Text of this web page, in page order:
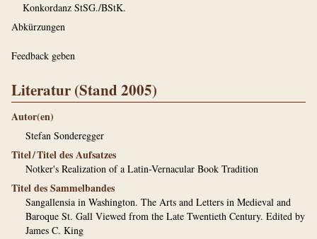
Konkordanz StSG./BStK.
Abkürzungen
Feedback geben
Literatur (Stand 2005)
Autor(en)
Stefan Sonderegger
Titel / Titel des Aufsatzes
Notker's Realization of a Latin-Vernacular Book Tradition
Titel des Sammelbandes
Sangallensia in Washington. The Arts and Letters in Medieval and
Baroque St. Gall Viewed from the Late Twentieth Century. Edited by
James C. King